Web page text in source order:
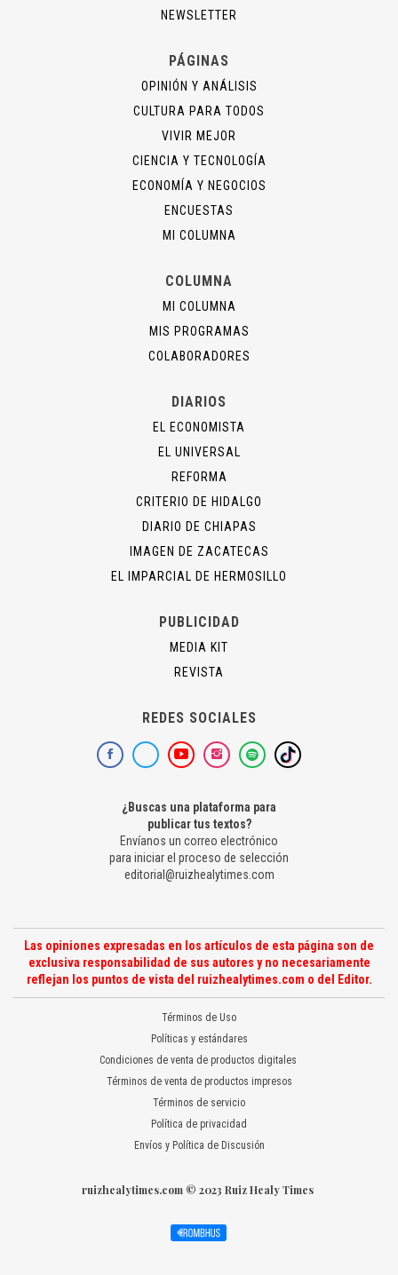
NEWSLETTER
PÁGINAS
OPINIÓN Y ANÁLISIS
CULTURA PARA TODOS
VIVIR MEJOR
CIENCIA Y TECNOLOGÍA
ECONOMÍA Y NEGOCIOS
ENCUESTAS
MI COLUMNA
COLUMNA
MI COLUMNA
MIS PROGRAMAS
COLABORADORES
DIARIOS
EL ECONOMISTA
EL UNIVERSAL
REFORMA
CRITERIO DE HIDALGO
DIARIO DE CHIAPAS
IMAGEN DE ZACATECAS
EL IMPARCIAL DE HERMOSILLO
PUBLICIDAD
MEDIA KIT
REVISTA
REDES SOCIALES
¿Buscas una plataforma para
publicar tus textos?
Envíanos un correo electrónico
para iniciar el proceso de selección
editorial@ruizhealytimes.com
Las opiniones expresadas en los artículos de esta página son de
exclusiva responsabilidad de sus autores y no necesariamente
reflejan los puntos de vista del ruizhealytimes.com o del Editor.
Términos de Uso
Políticas y estándares
Condiciones de venta de productos digitales
Términos de venta de productos impresos
Términos de servicio
Política de privacidad
Envíos y Política de Discusión
ruizhealytimes.com © 2023 Ruiz Healy Times